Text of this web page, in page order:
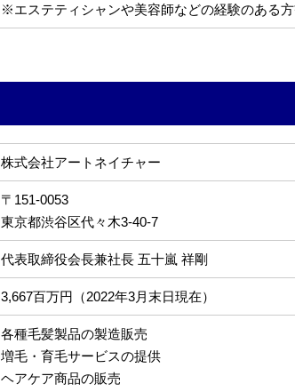
※エステティシャンや美容師などの経験のある方
株式会社アートネイチャー
〒151-0053
東京都渋谷区代々木3-40-7
代表取締役会長兼社長 五十嵐 祥剛
3,667百万円（2022年3月末日現在）
各種毛髪製品の製造販売
増毛・育毛サービスの提供
ヘアケア商品の販売